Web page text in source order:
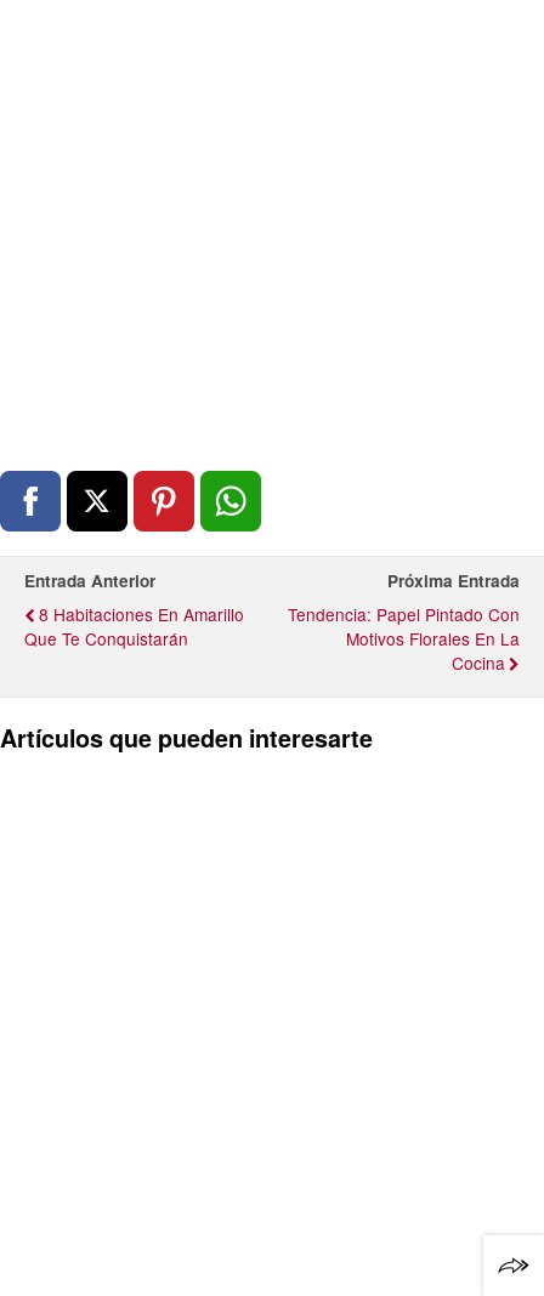
Entrada Anterior
8 Habitaciones En Amarillo
Que Te Conquistarán
Próxima Entrada
Tendencia: Papel Pintado Con
Motivos Florales En La
Cocina
Artículos que pueden interesarte